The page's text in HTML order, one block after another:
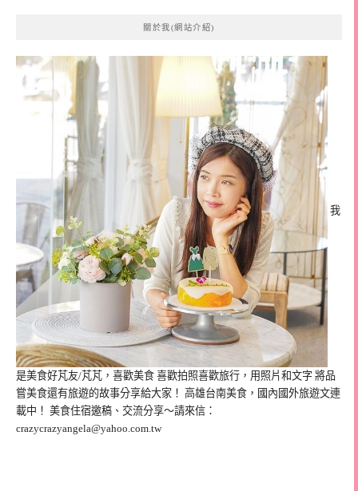
關於我(網站介紹)
我
是美食好芃友/芃芃，喜歡美食 喜歡拍照喜歡旅行，用照片和文字 將品
嘗美食還有旅遊的故事分享給大家！ 高雄台南美食，國內國外旅遊文連
載中！ 美食住宿邀稿、交流分享～請來信：
crazycrazyangela@yahoo.com.tw